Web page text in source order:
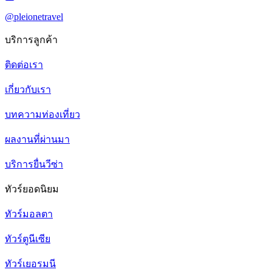
@pleionetravel
บริการลูกค้า
ติดต่อเรา
เกี่ยวกับเรา
บทความท่องเที่ยว
ผลงานที่ผ่านมา
บริการยื่นวีซ่า
ทัวร์ยอดนิยม
ทัวร์มอลตา
ทัวร์ตูนีเซีย
ทัวร์เยอรมนี